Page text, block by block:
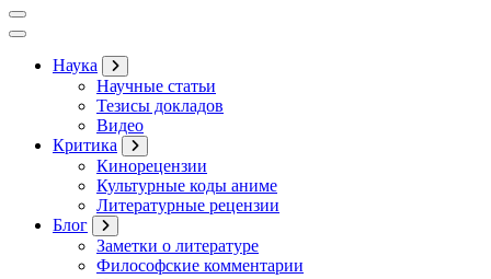
Наука
Научные статьи
Тезисы докладов
Видео
Критика
Кинорецензии
Культурные коды аниме
Литературные рецензии
Блог
Заметки о литературе
Философские комментарии